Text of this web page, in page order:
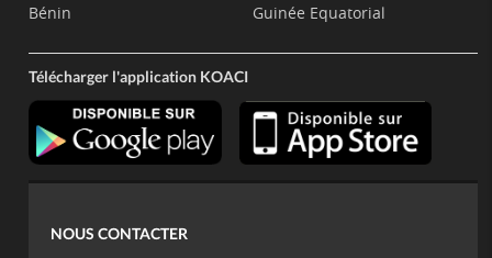
Bénin
Guinée Equatorial
Télécharger l'application KOACI
NOUS CONTACTER